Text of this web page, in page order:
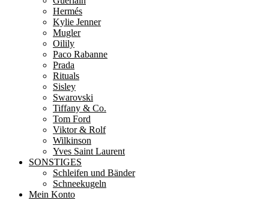
Hermés
Kylie Jenner
Mugler
Oilily
Paco Rabanne
Prada
Rituals
Sisley
Swarovski
Tiffany & Co.
Tom Ford
Viktor & Rolf
Wilkinson
Yves Saint Laurent
SONSTIGES
Schleifen und Bänder
Schneekugeln
Mein Konto